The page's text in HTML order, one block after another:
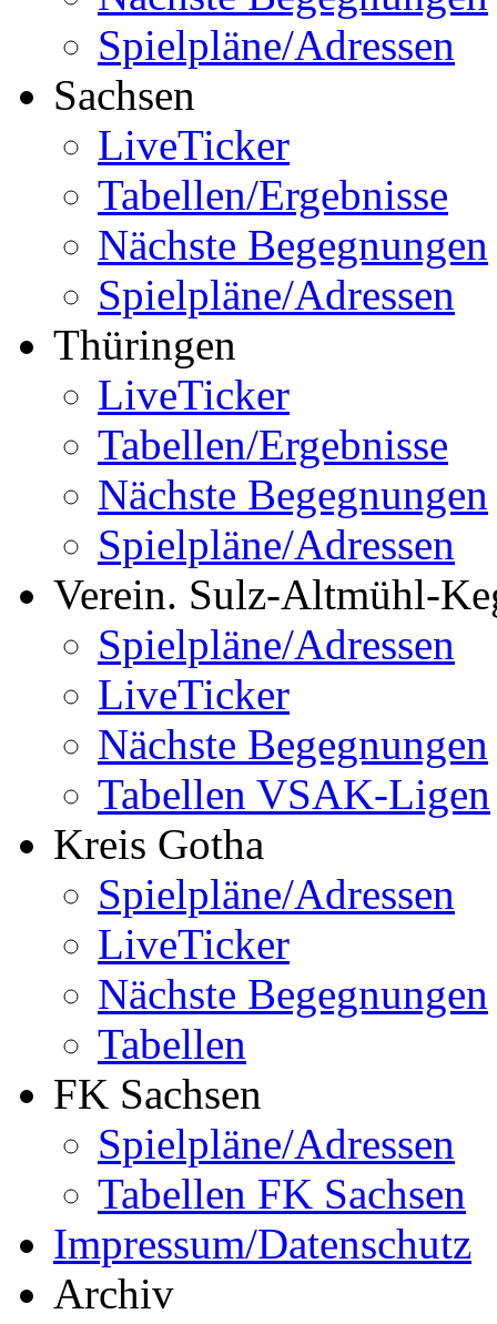
Spielpläne/Adressen
Sachsen
LiveTicker
Tabellen/Ergebnisse
Nächste Begegnungen
Spielpläne/Adressen
Thüringen
LiveTicker
Tabellen/Ergebnisse
Nächste Begegnungen
Spielpläne/Adressen
Verein. Sulz-Altmühl-
Spielpläne/Adressen
LiveTicker
Nächste Begegnungen
Tabellen VSAK-Ligen
Kreis Gotha
Spielpläne/Adressen
LiveTicker
Nächste Begegnungen
Tabellen
FK Sachsen
Spielpläne/Adressen
Tabellen FK Sachsen
Impressum/Datenschutz
Archiv